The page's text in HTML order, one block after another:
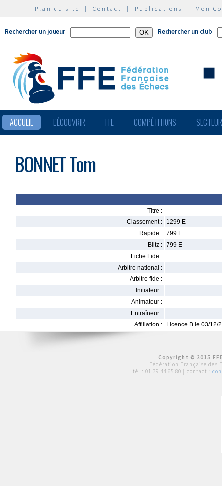
Plan du site | Contact | Publications | Mon
Rechercher un joueur Rechercher un club
ACCUEIL DÉCOUVRIR FFE COMPÉTITIONS
BONNET Tom
Titre :
Classement :
1299 E
Rapide :
799 E
Blitz :
799 E
Fiche Fide :
Arbitre national :
Arbitre fide :
Initiateur :
Animateur :
Entraîneur :
Affiliation :
Licence B le 03/12/
Copyright © 2015
Fédération Française des
tél : 01 39 44 65 80 | contact :